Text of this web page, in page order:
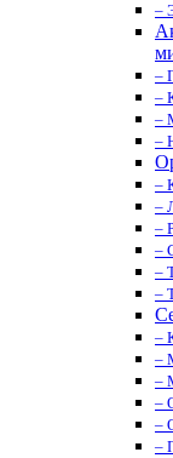
–
–
–
–
–
–
–
–
–
–
–
–
–
–
–
–
–